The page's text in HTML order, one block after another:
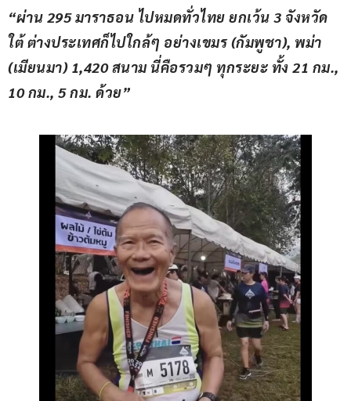
“ผ่าน 295 มาราธอน ไปหมดทั่วไทย ยกเว้น 3 จังหวัด
ใต้ ต่างประเทศก็ไปใกล้ๆ อย่างเขมร (กัมพูชา), พม่า
(เมียนมา) 1,420 สนาม นี่คือรวมๆ ทุกระยะ ทั้ง 21 กม.,
10 กม., 5 กม. ด้วย”